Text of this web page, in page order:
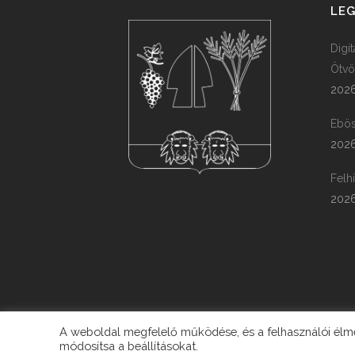
A weboldal megfelelő működése, és a felhasználói
módosítsa a beállításokat.